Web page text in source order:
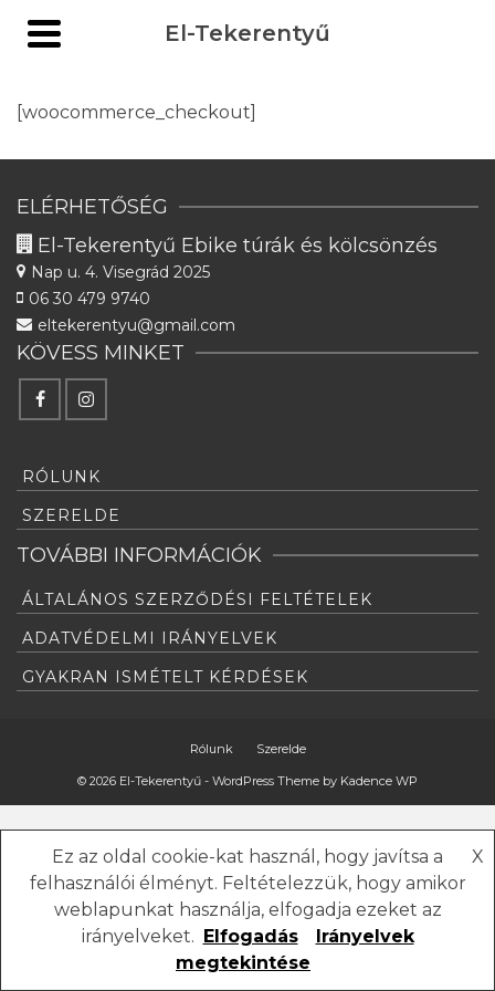
El-Tekerentyű
[woocommerce_checkout]
ELÉRHETŐSÉG
El-Tekerentyű Ebike túrák és kölcsönzés
Nap u. 4. Visegrád 2025
06 30 479 9740
eltekerentyu@gmail.com
KÖVESS MINKET
RÓLUNK
SZERELDE
TOVÁBBI INFORMÁCIÓK
ÁLTALÁNOS SZERZŐDÉSI FELTÉTELEK
ADATVÉDELMI IRÁNYELVEK
GYAKRAN ISMÉTELT KÉRDÉSEK
Rólunk Szerelde
© 2026 El-Tekerentyű - WordPress Theme by Kadence WP
Ez az oldal cookie-kat használ, hogy javítsa a
felhasználói élményt. Feltételezzük, hogy amikor
weblapunkat használja, elfogadja ezeket az
irányelveket.
X
Elfogadás
Irányelvek
megtekintése